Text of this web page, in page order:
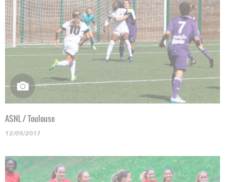
ASNL / Toulouse
12/09/2017